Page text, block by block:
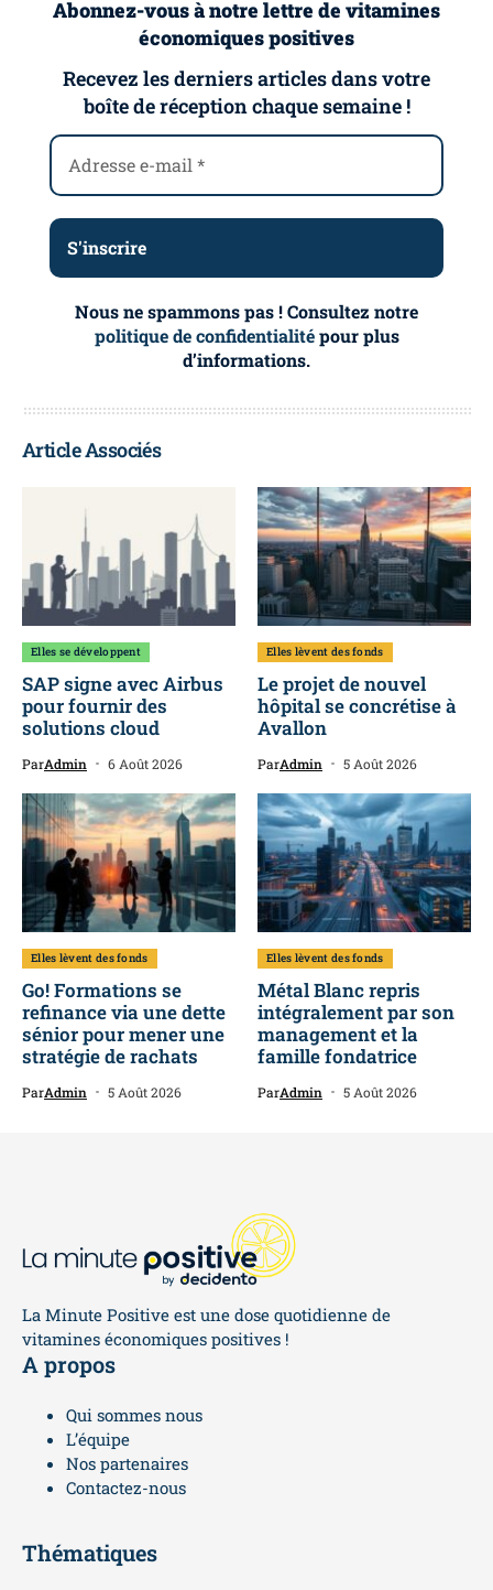
Abonnez-vous à notre lettre de vitamines
économiques positives
Recevez les derniers articles dans votre
boîte de réception chaque semaine !
Nous ne spammons pas ! Consultez notre
politique de confidentialitépour plus
d’informations.
Article Associés
Elles se développent
SAP signe avec Airbus
pour fournir des
solutions cloud
ParAdmin 6 Août 2026
Elles lèvent des fonds
Le projet de nouvel
hôpital se concrétise à
Avallon
ParAdmin 5 Août 2026
Elles lèvent des fonds
Go! Formations se
refinance via une dette
sénior pour mener une
stratégie de rachats
ParAdmin 5 Août 2026
Elles lèvent des fonds
Métal Blanc repris
intégralement par son
management et la
famille fondatrice
ParAdmin 5 Août 2026
La Minute Positive est une dose quotidienne de
vitamines économiques positives !
A propos
Qui sommes nous
L’équipe
Nos partenaires
Contactez-nous
Thématiques